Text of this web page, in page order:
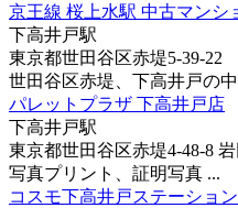
京王線 桜上水駅 中古マンシ
下高井戸駅
東京都世田谷区赤堤5-39-22
世田谷区赤堤、下高井戸の
パレットプラザ 下高井戸店
下高井戸駅
東京都世田谷区赤堤4-48-8
写真プリント、証明写真 ...
コスモ下高井戸ステーショ